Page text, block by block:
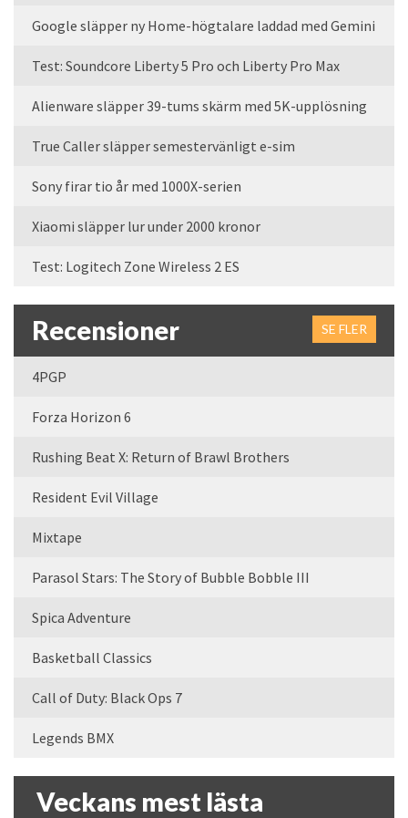
Google släpper ny Home-högtalare laddad med Gemini
Test: Soundcore Liberty 5 Pro och Liberty Pro Max
Alienware släpper 39-tums skärm med 5K-upplösning
True Caller släpper semestervänligt e-sim
Sony firar tio år med 1000X-serien
Xiaomi släpper lur under 2000 kronor
Test: Logitech Zone Wireless 2 ES
Recensioner SE FLER
4PGP
Forza Horizon 6
Rushing Beat X: Return of Brawl Brothers
Resident Evil Village
Mixtape
Parasol Stars: The Story of Bubble Bobble III
Spica Adventure
Basketball Classics
Call of Duty: Black Ops 7
Legends BMX
Veckans mest lästa